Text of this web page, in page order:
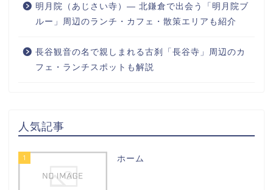
明月院（あじさい寺）― 北鎌倉で出会う「明月院ブ
ルー」周辺のランチ・カフェ・散策エリアも紹介
長谷観音の名で親しまれる古刹「長谷寺」周辺のカ
フェ・ランチスポットも解説
人気記事
1 ホーム